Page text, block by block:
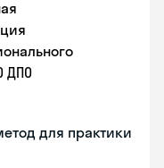
ДПО
для практики